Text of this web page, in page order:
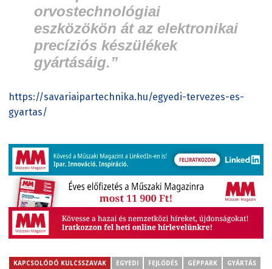
orvostechnológiai
eszközökön át az elektronikai
precíziós készülékek
gyártásáig.”
https://savariaipartechnika.hu/egyedi-tervezes-es-
gyartas/
KAPCSOLÓDÓ KULCSSZAVAK EGYEDI FEJLŐDÉS GÉPPARK
GYÁRTÁS